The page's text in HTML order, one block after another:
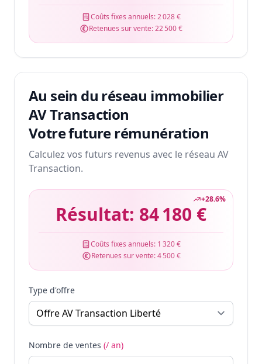
Coûts fixes annuels:2 028 €
Retenues sur vente:22 500 €
Au sein du réseau immobilier
AV Transaction
Votre future rémunération
Calculez vos futurs revenus avec le réseau AV
Transaction.
+28.6%
Résultat: 84 180 €
Coûts fixes annuels: 1 320 €
Retenues sur vente:4 500 €
Type d'offre
Nombre de ventes (/ an)